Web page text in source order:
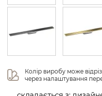
Колір виробу може
через налаштування